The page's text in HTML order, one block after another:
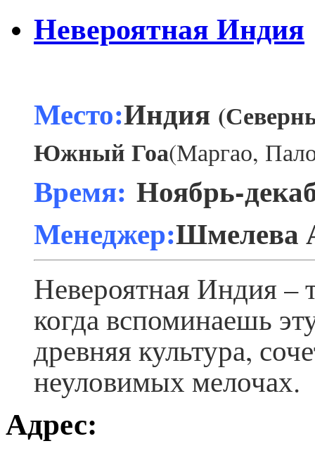
Невероятная Индия
Место:Индия
Южный Гоа(Маргао,
Время: Ноябрь-
Менеджер:Шмелева
Невероятная Индия –
когда вспоминаешь
древняя культура,
неуловимых мелочах.
Адрес: